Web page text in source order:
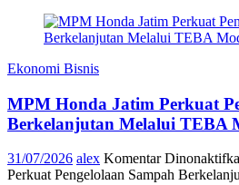
Ekonomi Bisnis
MPM Honda Jatim Perkuat
Berkelanjutan Melalui TEBA
31/07/2026 alex Komentar
Perkuat Pengelolaan Sampah